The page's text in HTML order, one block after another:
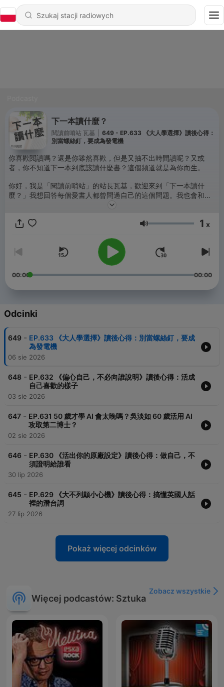
下一本讀什麼？
閱讀前哨站 瓦基
649 - EP.633 《大人學選擇》讀後心得：
別當螺絲釘，要成為發電機
你喜歡閱讀嗎？還是你雖然喜歡，但是又抽不出時間讀呢？又或
者，你不知道下一本到底該讀什麼書？這個頻道就是為你而生。
你好，我是「閱讀前哨站」的站長瓦基，歡迎來到「下一本讀什
麼？」我想回答每個愛書人都曾問過自己的這個問題。我也會和你
分享關於閱讀的大小事，還有許多書籍的心得和評論。更重要的
的生活。我希望你在這裡，可以認識更多的好書，找到你的下一本
📚 關於「閱讀前哨站」
部落格 https://readingoutpost.com/
聯絡我 https://readingoutpost.com/contact/
贊助瓦基 https://readingoutpost.com/support/
Powered by
Głośność 1 x
00:00 00:00
Odcinki
649 - EP.633 《大人學選擇》讀後心得：別當螺絲釘，要成
為發電機
06 sie 2026
648 - EP.632 《偏心自己，不必向誰說明》讀後心得：活成
自己喜歡的樣子
03 sie 2026
647 - EP.631 50 歲才學 AI 會太晚嗎？吳淡如 60 歲活用 AI
攻取第二博士？
02 sie 2026
646 - EP.630 《活出你的原廠設定》讀後心得：做自己，不
須證明給誰看
30 lip 2026
645 - EP.629 《大不列顛小心機》讀後心得：搞懂英國人話
裡的潛台詞
27 lip 2026
Pokaż więcej odcinków
Więcej podcastów: Sztuka
Zobacz wszystkie